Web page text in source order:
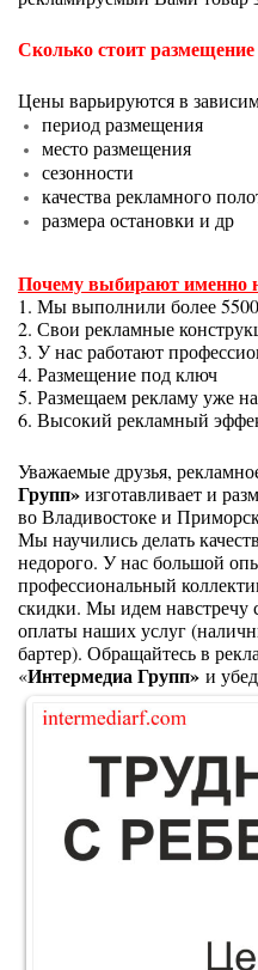
Сколько стоит
Цены варьируются в
период размещения
место размещения
сезонности
качества рекламного
размера остановки и др
Почему выбирают именно
1. Мы выполнили более 5500
2. Свои рекламные
3. У нас работают
4. Размещение под ключ
5. Размещаем рекламу уже
6. Высокий рекламный
Уважаемые друзья,
Групп»изготавливает и
во Владивостоке и
Мы научились делать
недорого. У нас большой
профессиональный
скидки. Мы идем навстречу
оплаты наших услуг
бартер). Обращайтесь в
«Интермедиа Групп» и